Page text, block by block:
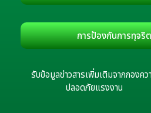
การป้องกันการทุจริ
รับข้อมูลข่าวสารเพิ่มเติมจากกองคว
ปลอดภัยแรงงาน